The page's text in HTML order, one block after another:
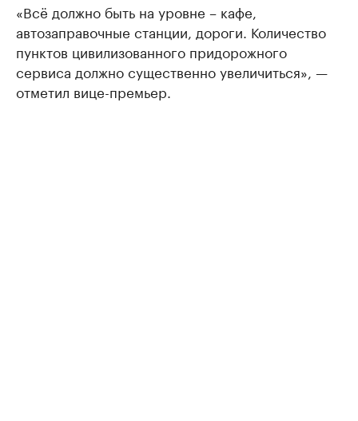
«Всё должно быть на уровне – кафе,
автозаправочные станции, дороги. Количество
пунктов цивилизованного придорожного
сервиса должно существенно увеличиться», —
отметил вице-премьер.